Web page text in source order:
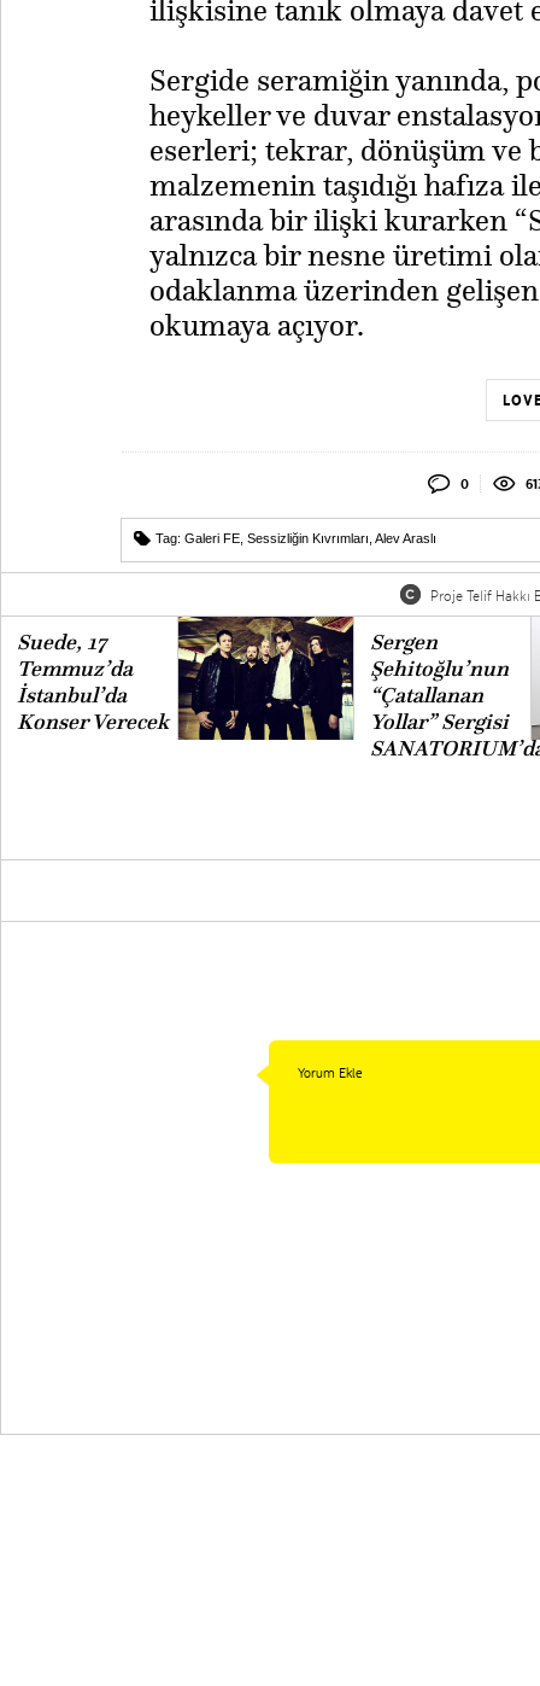
ilişkisine tanık olmaya davet
​Sergide seramiğin yanında,
heykeller ve duvar
eserleri; tekrar, dönüşüm
malzemenin taşıdığı hafıza
arasında bir ilişki kurarken
yalnızca bir nesne üretimi
odaklanma üzerinden
okumaya açıyor.
0
Tag: Galeri FE Sessizliğin Kıvrımları Alev Araslı
Proje Telif Hakkı
Suede, 17
Temmuz’da
İstanbul’da
Konser Verecek
Sergen
Şehitoğlu’nun
“Çatallanan
Yollar” Sergisi